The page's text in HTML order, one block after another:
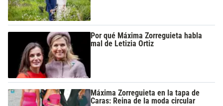
Por qué Máxima Zorreguieta habla
mal de Letizia Ortiz
Máxima Zorreguieta en la tapa de
Caras: Reina de la moda circular